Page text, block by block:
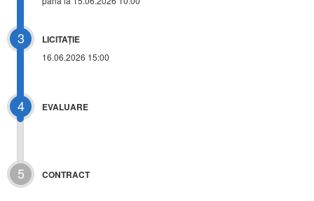
3 LICITAŢIE
16.06.2026 15:00
4 EVALUARE
5 CONTRACT